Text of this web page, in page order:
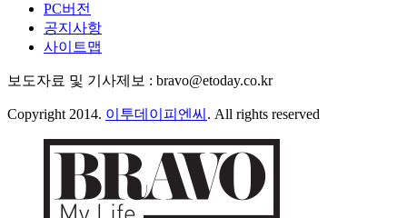
PC버전
공지사항
사이트맵
보도자료 및 기사제보 : bravo@etoday.co.kr
Copyright 2014. 이투데이피엔씨 . All rights reserved